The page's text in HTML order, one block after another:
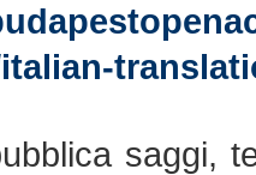
saggi,